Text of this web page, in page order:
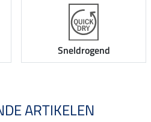
Sneldrogend
ARTIKELEN